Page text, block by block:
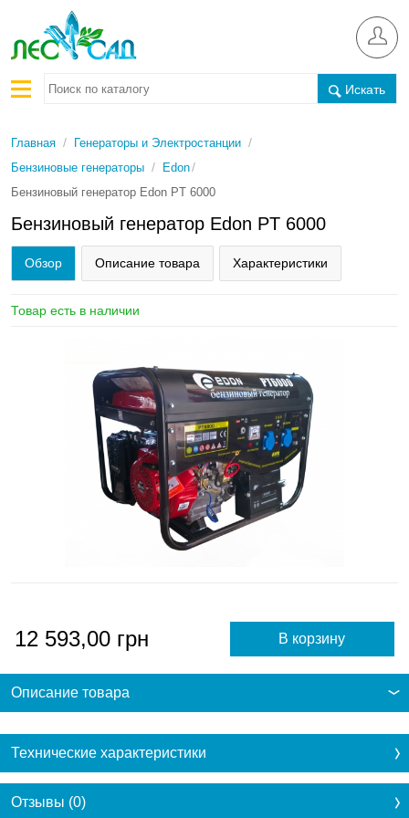
Искать
Главная / Генераторы и Электростанции /
Бензиновые генераторы / Edon/
Бензиновый генератор Edon PT 6000
Бензиновый генератор Edon PT 6000
Обзор Описание товара Характеристики
Товар есть в наличии
12 593,00 грн
Описание товара
Технические характеристики
Отзывы (0)